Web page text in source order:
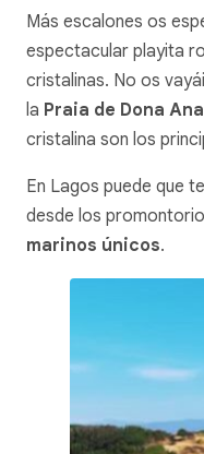
Más escalones os
espectacular playita
cristalinas. No os
la Praia de Dona Ana
cristalina son los
En Lagos puede que
desde los
marinos únicos.